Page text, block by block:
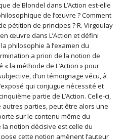
de Blondel dans L’Action est-elle
de l’œuvre ? Comment
pétition de principes ? R. Virgoulay
œuvre dans L’Action et défini
philosophie à l’examen du
a priori de la notion de
la méthode de L’Action » pour
d’un témoignage vécu, à
qui conjugue nécessité et
partie de L’Action. Celle-ci,
autres parties, peut être alors une
sur le contenu même du
notion décisive est celle du
cette notion amènent l’auteur